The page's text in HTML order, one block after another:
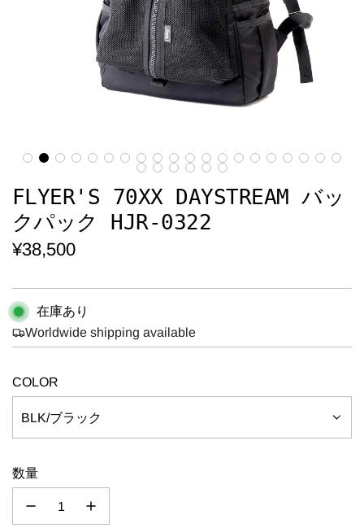
FLYER'S 70XX DAYSTREAM バッ
クパック HJR-0322
通
価
格
¥38,500
在庫あり
Worldwide shipping available
COLOR
BLK/ブラック
数量